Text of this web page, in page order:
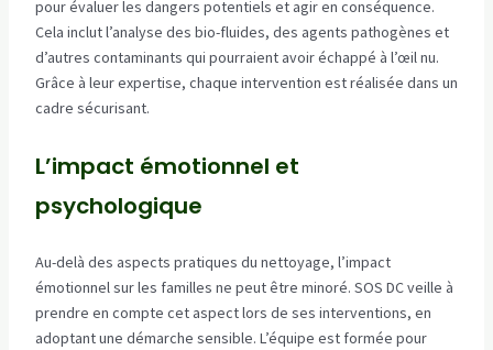
pour évaluer les dangers potentiels et agir en conséquence.
Cela inclut l’analyse des bio-fluides, des agents pathogènes et
d’autres contaminants qui pourraient avoir échappé à l’œil nu.
Grâce à leur expertise, chaque intervention est réalisée dans un
cadre sécurisant.
L’impact émotionnel et
psychologique
Au-delà des aspects pratiques du nettoyage, l’impact
émotionnel sur les familles ne peut être minoré. SOS DC veille à
prendre en compte cet aspect lors de ses interventions, en
adoptant une démarche sensible. L’équipe est formée pour